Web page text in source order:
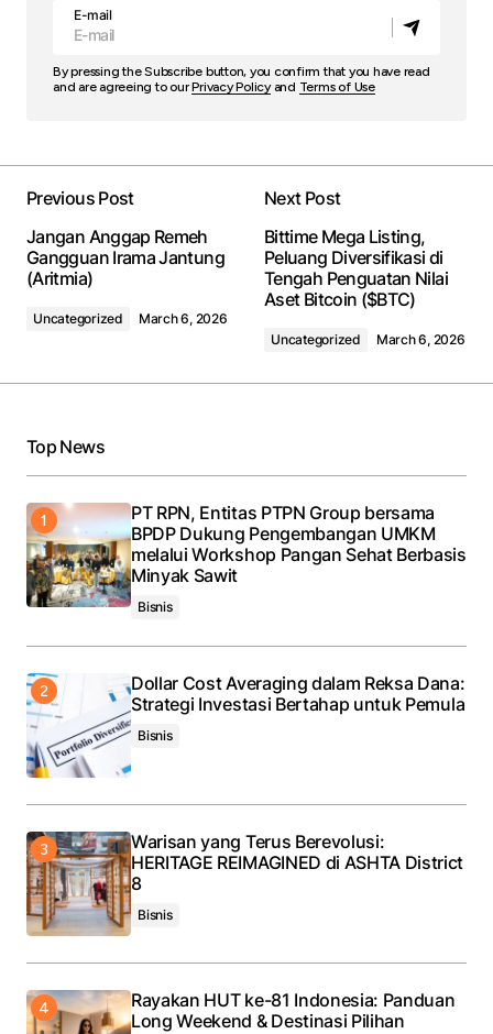
E-mail
By pressing the Subscribe button, you confirm that you have read
and are agreeing to ourPrivacy Policyand Terms of Use
Previous Post
Jangan Anggap Remeh
Gangguan Irama Jantung
(Aritmia)
Uncategorized March 6, 2026
Next Post
Bittime Mega Listing,
Peluang Diversifikasi di
Tengah Penguatan Nilai
Aset Bitcoin ($BTC)
Uncategorized March 6, 2026
Top News
PT RPN, Entitas PTPN Group bersama
BPDP Dukung Pengembangan UMKM
melalui Workshop Pangan Sehat Berbasis
Minyak Sawit
Bisnis
Dollar Cost Averaging dalam Reksa Dana:
Strategi Investasi Bertahap untuk Pemula
Bisnis
Warisan yang Terus Berevolusi:
HERITAGE REIMAGINED di ASHTA District
8
Bisnis
Rayakan HUT ke-81 Indonesia: Panduan
Long Weekend & Destinasi Pilihan